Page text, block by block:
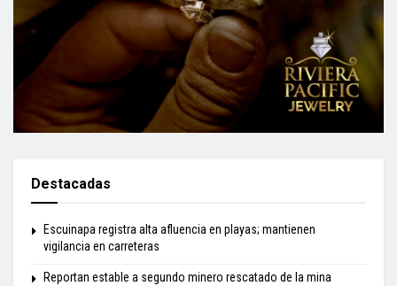
Destacadas
Escuinapa registra alta afluencia en playas; mantienen
vigilancia en carreteras
Reportan estable a segundo minero rescatado de la mina